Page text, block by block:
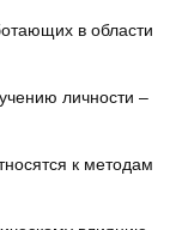
в области
личности –
к методам